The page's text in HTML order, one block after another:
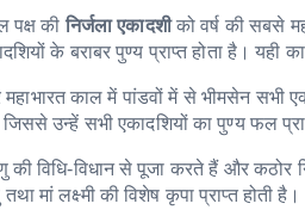
पक्ष कीनिर्जला एकादशीको वर्ष की सबसे
के बराबर पुण्य प्राप्त होता है। यही
काल में पांडवों में से भीमसेन सभी
उन्हें सभी एकादशियों का पुण्य फल
की विधि-विधान से पूजा करते हैं और कठोर
मां लक्ष्मी की विशेष कृपा प्राप्त होती है।